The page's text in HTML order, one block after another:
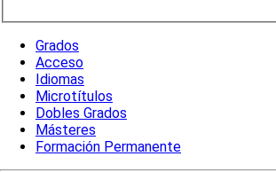
Grados
Acceso
Idiomas
Microtítulos
Dobles Grados
Másteres
Formación Permanente